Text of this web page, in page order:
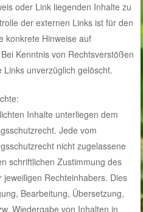
oder Link liegenden Inhalte zu
der externen Links ist für den
konkrete Hinweise auf
Kenntnis von Rechtsverstößen
unverzüglich gelöscht.
Inhalte unterliegen dem
Jede vom
nicht zugelassene
schriftlichen Zustimmung des
Rechteinhabers. Dies
Bearbeitung, Übersetzung,
Wiedergabe von Inhalten in